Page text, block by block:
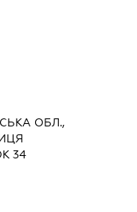
ОБЛ.,
34